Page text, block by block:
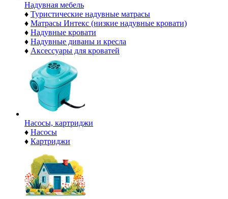
Надувная мебель
♦ Туристические надувные матрасы
♦ Матрасы Интекс (низкие надувные кровати)
♦ Надувные кровати
♦ Надувные диваны и кресла
♦ Аксессуары для кроватей
Насосы, картриджи
♦ Насосы
♦ Картриджи